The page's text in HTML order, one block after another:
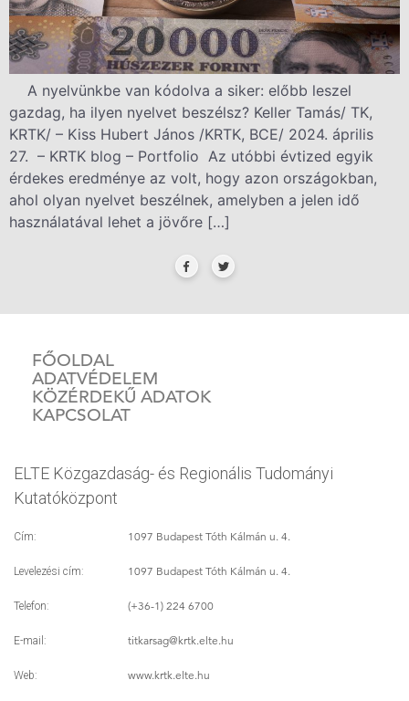
A nyelvünkbe van kódolva a siker: előbb leszel
gazdag, ha ilyen nyelvet beszélsz? Keller Tamás/ TK,
KRTK/ – Kiss Hubert János /KRTK, BCE/ 2024. április
27. – KRTK blog – Portfolio Az utóbbi évtized egyik
érdekes eredménye az volt, hogy azon országokban,
ahol olyan nyelvet beszélnek, amelyben a jelen idő
használatával lehet a jövőre […]
FŐOLDAL
ADATVÉDELEM
KÖZÉRDEKŰ ADATOK
KAPCSOLAT
ELTE Közgazdaság- és Regionális Tudományi
Kutatóközpont
Cím: 1097 Budapest Tóth Kálmán u. 4.
Levelezési cím: 1097 Budapest Tóth Kálmán u. 4.
Telefon: (+36-1) 224 6700
E-mail: titkarsag@krtk.elte.hu
Web: www.krtk.elte.hu